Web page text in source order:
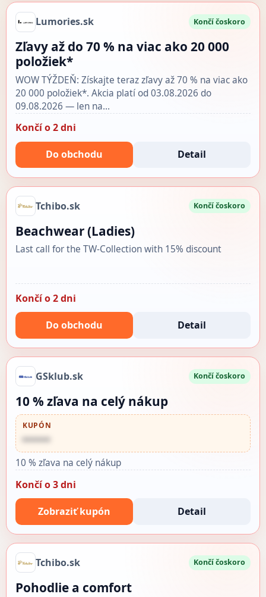
Lumories.sk Končí čoskoro
Zľavy až do 70 % na viac ako 20 000
položiek*
WOW TÝŽDEŇ: Získajte teraz zľavy až 70 % na viac ako
20 000 položiek*. Akcia platí od 03.08.2026 do
09.08.2026 — len na…
Končí o 2 dni
Do obchodu Detail
Tchibo.sk Končí čoskoro
Beachwear (Ladies)
Last call for the TW-Collection with 15% discount
Končí o 2 dni
Do obchodu Detail
GSklub.sk Končí čoskoro
10 % zľava na celý nákup
KUPÓN
••••••
10 % zľava na celý nákup
Končí o 3 dni
Zobraziť kupón Detail
Tchibo.sk Končí čoskoro
Pohodlie a comfort